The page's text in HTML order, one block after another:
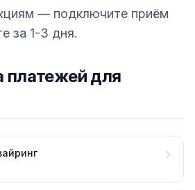
— подключите приём
за 1-3 дня.
платежей для